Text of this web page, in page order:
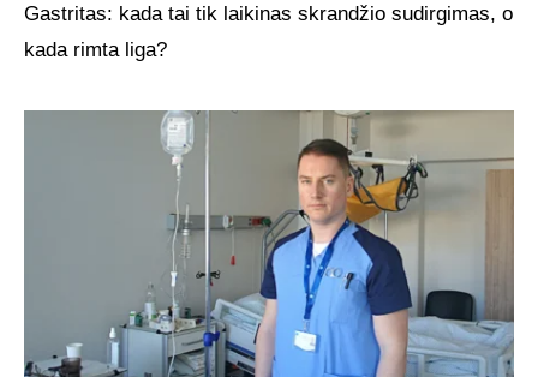
Gastritas: kada tai tik laikinas skrandžio sudirgimas, o
kada rimta liga?